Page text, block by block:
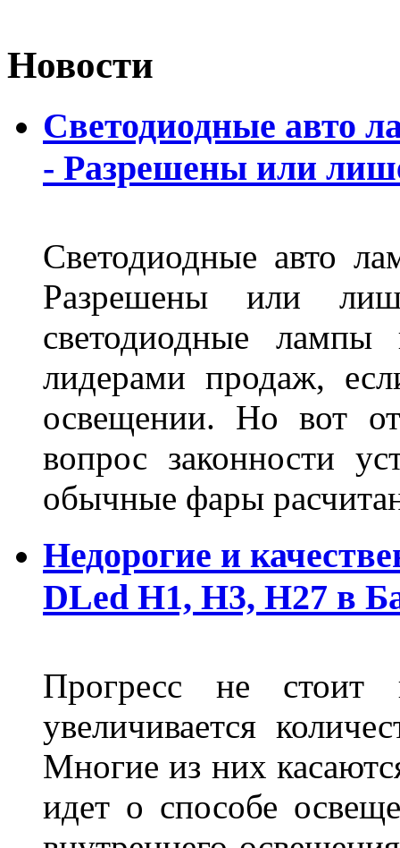
Новости
Светодиодные авто
- Разрешены или
Светодиодные авто
Разрешены или
светодиодные лампы
лидерами продаж,
освещении. Но вот
вопрос законности
обычные фары
Недорогие и
DLed Н1, Н3, Н27 в
Прогресс не
увеличивается
Многие из них
идет о способе